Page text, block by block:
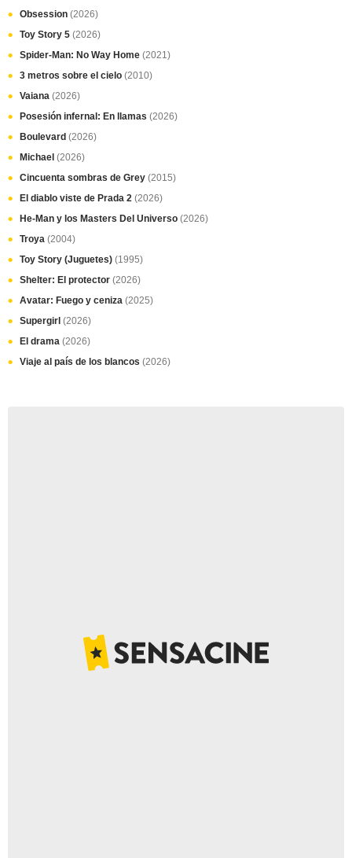
Obsession (2026)
Toy Story 5 (2026)
Spider-Man: No Way Home (2021)
3 metros sobre el cielo (2010)
Vaiana (2026)
Posesión infernal: En llamas (2026)
Boulevard (2026)
Michael (2026)
Cincuenta sombras de Grey (2015)
El diablo viste de Prada 2 (2026)
He-Man y los Masters Del Universo (2026)
Troya (2004)
Toy Story (Juguetes) (1995)
Shelter: El protector (2026)
Avatar: Fuego y ceniza (2025)
Supergirl (2026)
El drama (2026)
Viaje al país de los blancos (2026)